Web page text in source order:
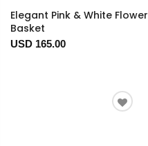
Elegant Pink & White Flower
Basket
USD 165.00